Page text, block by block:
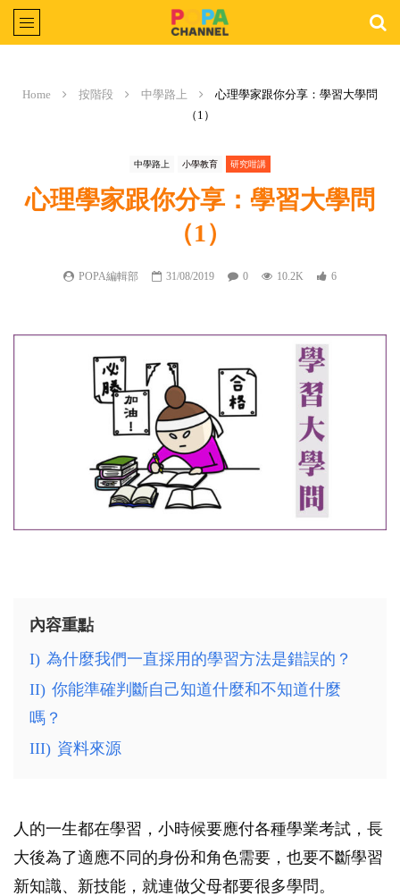
Home 按階段 中學路上
心理學家跟你分享：學習大學問
（1）
中學路上 小學教育 研究咁講
心理學家跟你分享：學習大學問
（1）
POPA編輯部 31/08/2019 0 10.2K 6
內容重點
I) 為什麼我們一直採用的學習方法是錯誤的？
II) 你能準確判斷自己知道什麼和不知道什麼
嗎？
III) 資料來源
人的一生都在學習，小時候要應付各種學業考試，長
大後為了適應不同的身份和角色需要，也要不斷學習
新知識、新技能，就連做父母都要很多學問。